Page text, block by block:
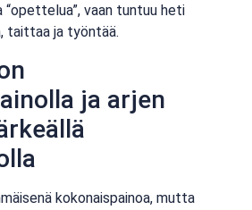
“opettelua”, vaan tuntuu heti
taittaa ja työntää.
ja arjen
kokonaispainoa, mutta